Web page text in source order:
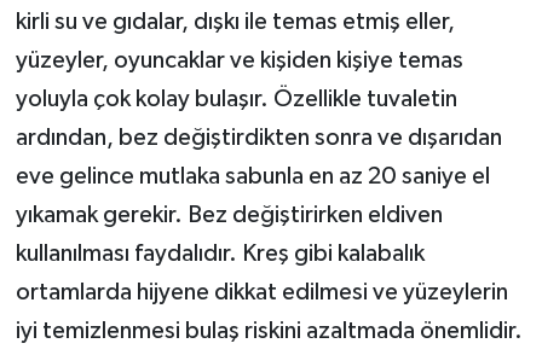
kirli su ve gıdalar, dışkı ile temas etmiş eller,
yüzeyler, oyuncaklar ve kişiden kişiye temas
yoluyla çok kolay bulaşır. Özellikle tuvaletin
ardından, bez değiştirdikten sonra ve dışarıdan
eve gelince mutlaka sabunla en az 20 saniye el
yıkamak gerekir. Bez değiştirirken eldiven
kullanılması faydalıdır. Kreş gibi kalabalık
ortamlarda hijyene dikkat edilmesi ve yüzeylerin
iyi temizlenmesi bulaş riskini azaltmada önemlidir.